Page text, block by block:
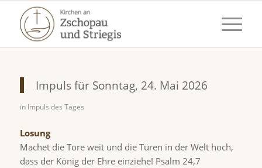
Impuls für Sonntag, 24. Mai 2026
in Impuls des Tages
Losung
Machet die Tore weit und die Türen in der Welt hoch,
dass der König der Ehre einziehe! Psalm 24,7